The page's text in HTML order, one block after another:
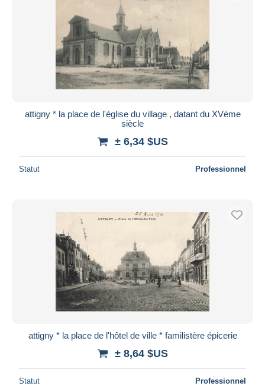
attigny * la place de l'église du village , datant du XVème
siècle
± 6,34 $US
Statut Professionnel
attigny * la place de l'hôtel de ville * familistère épicerie
± 8,64 $US
Statut Professionnel